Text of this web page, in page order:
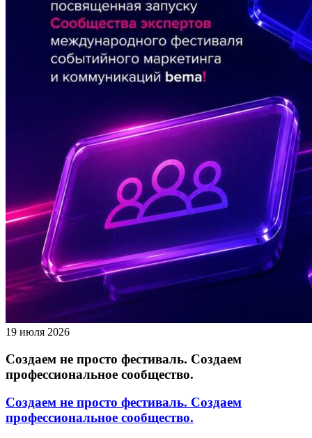
19 июля 2026
Создаем не просто фестиваль. Создаем
профессиональное сообщество.
Создаем не просто фестиваль. Создаем
профессиональное сообщество.